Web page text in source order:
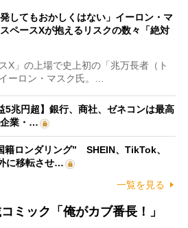
発してもおかしくはない」イーロン・マ
ペースXが抱えるリスクの数々「絶対
X」の上場で史上初の「兆万長者（ト
ーロン・マスク氏。…
5兆円超】銀行、商社、ゼネコンは最高
企業・…
籍ロンダリング” SHEIN、TikTok、
に移転させ…
一覧を見る
ミック「俺がカブ番長！」